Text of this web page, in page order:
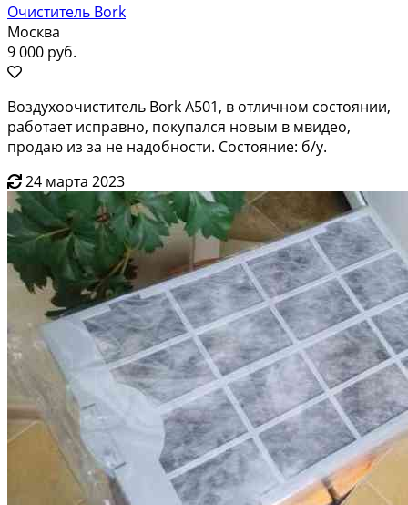
Очиститель Bork
Москва
9 000 руб.
Воздухоочиститель Bork A501, в отличном состоянии,
работает исправно, покупался новым в мвидео,
продаю из за не надобности. Состояние: б/у.
24 марта 2023